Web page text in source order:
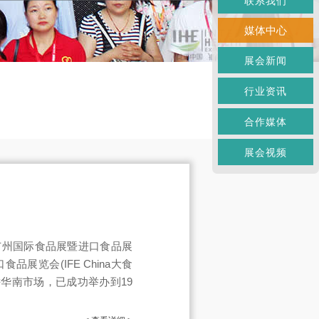
国际食品展暨进口食品展
品展览会(IFE China大食
南市场，已成功举办到19
媒体中心
展会新闻
行业资讯
合作媒体
展会视频